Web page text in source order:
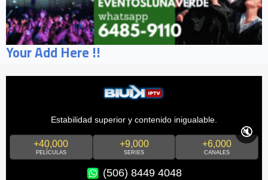
Your Add Here !!
Estabilidad superior y contenido inigualable.
+40,000
PELÍCULAS
+9,000
SERIES
+6,000
CANALES
(506) 8449 4048
🔇